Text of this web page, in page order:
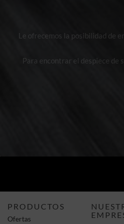
Le ofrecemos la posibilidad de
Para encontrar el despiece de
PRODUCTOS
Ofertas